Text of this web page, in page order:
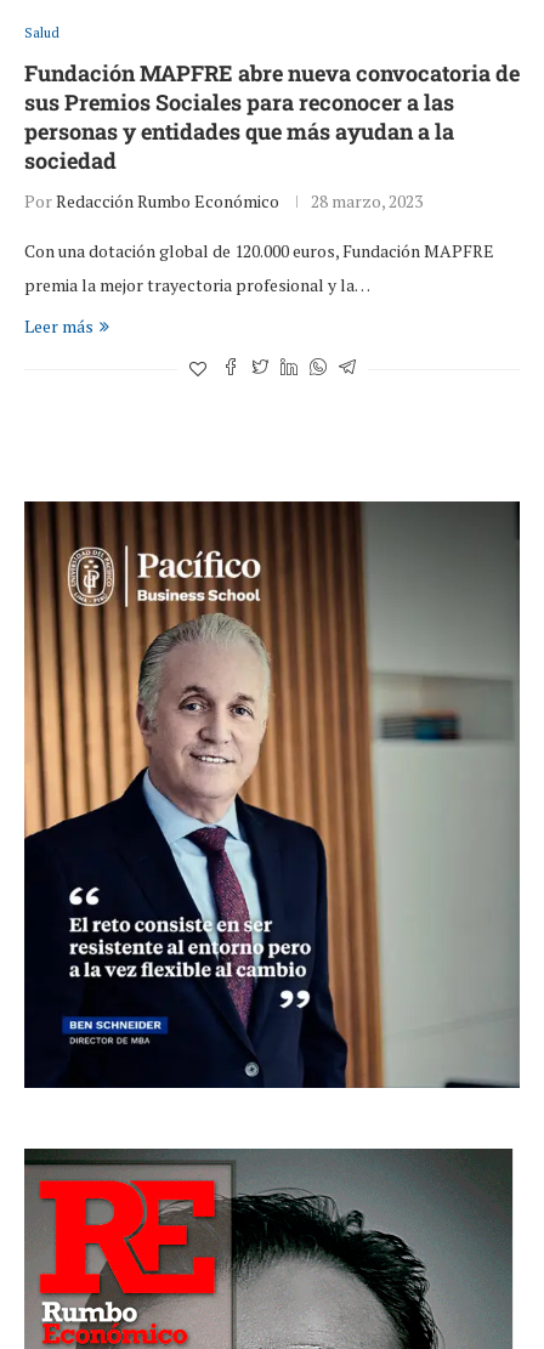
Salud
Fundación MAPFRE abre nueva convocatoria de
sus Premios Sociales para reconocer a las
personas y entidades que más ayudan a la
sociedad
PorRedacción Rumbo Económico 28 marzo, 2023
Con una dotación global de 120.000 euros, Fundación MAPFRE
premia la mejor trayectoria profesional y la…
Leer más